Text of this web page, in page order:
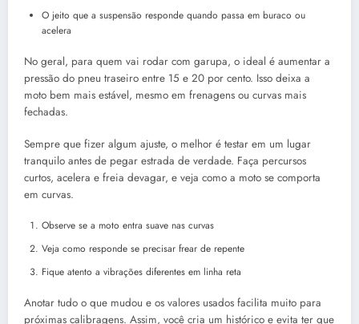
O jeito que a suspensão responde quando passa em buraco ou
acelera
No geral, para quem vai rodar com garupa, o ideal é aumentar a
pressão do pneu traseiro entre 15 e 20 por cento. Isso deixa a
moto bem mais estável, mesmo em frenagens ou curvas mais
fechadas.
Sempre que fizer algum ajuste, o melhor é testar em um lugar
tranquilo antes de pegar estrada de verdade. Faça percursos
curtos, acelera e freia devagar, e veja como a moto se comporta
em curvas.
Observe se a moto entra suave nas curvas
Veja como responde se precisar frear de repente
Fique atento a vibrações diferentes em linha reta
Anotar tudo o que mudou e os valores usados facilita muito para
próximas calibragens. Assim, você cria um histórico e evita ter que